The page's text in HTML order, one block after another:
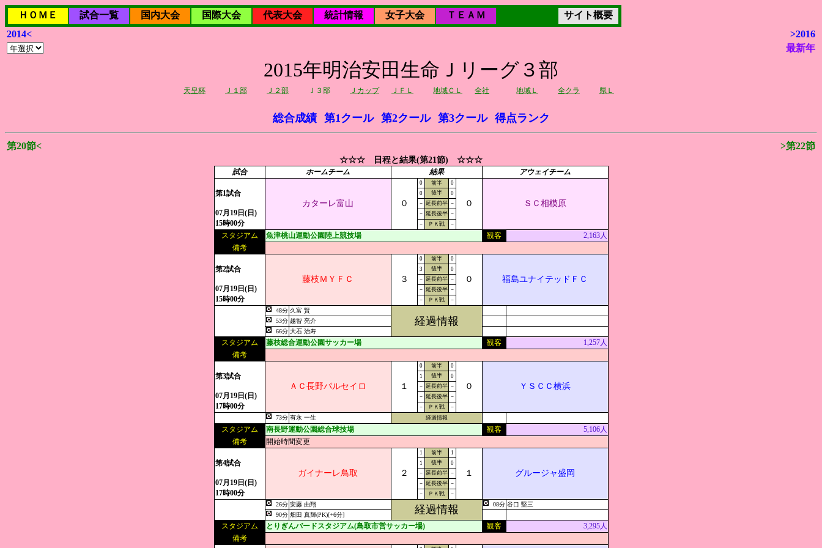
ＨＯＭＥ 試合一覧 国内大会 国際大会 代表大会 統計情報 女子大会 ＴＥＡＭ
サイト概要
2014<
>2016
最新年
2015年明治安田生命Ｊリーグ３部
天皇杯 Ｊ１部 Ｊ２部 Ｊ３部 Ｊカップ ＪＦＬ 地域ＣＬ 全社 地域Ｌ 全クラ 県Ｌ
総合成績 第1クール 第2クール 第3クール 得点ランク
第20節< >第22節
☆☆☆ 日程と結果(第21節) ☆☆☆
試合 ホームチーム 結果 アウェイチーム
第1試合
07月19日(日)
15時00分
カターレ富山 ０
0 前半 0
０ ＳＣ相模原
0 後半
0
－ 延長前半 －
－ 延長後半 －
－
ＰＫ戦 －
スタジアム 魚津桃山運動公園陸上競技場 観客
2,163人
備考
第2試合
07月19日(日)
15時00分
藤枝ＭＹＦＣ ３
0 前半 0
０ 福島ユナイテッドＦＣ
3 後半
0
－ 延長前半 －
－ 延長後半 －
－
ＰＫ戦 －
48分 久富 賢
経過情報
53分 越智 亮介
66分 大石 治寿
スタジアム 藤枝総合運動公園サッカー場 観客
1,257人
備考
第3試合
07月19日(日)
17時00分
ＡＣ長野パルセイロ １
0 前半 0
０ ＹＳＣＣ横浜
1 後半
0
－ 延長前半 －
－ 延長後半 －
－
ＰＫ戦 －
73分 有永 一生 経過情報
スタジアム 南長野運動公園総合球技場 観客
5,106人
備考
開始時間変更
第4試合
07月19日(日)
17時00分
ガイナーレ鳥取 ２
1 前半 1
１ グルージャ盛岡
1 後半
0
－ 延長前半 －
－ 延長後半 －
－
ＰＫ戦 －
26分 安藤 由翔 経過情報 08分 谷口 堅三
90分 畑田 真輝(PK)[+6分]
スタジアム とりぎんバードスタジアム(鳥取市営サッカー場) 観客
3,295人
備考